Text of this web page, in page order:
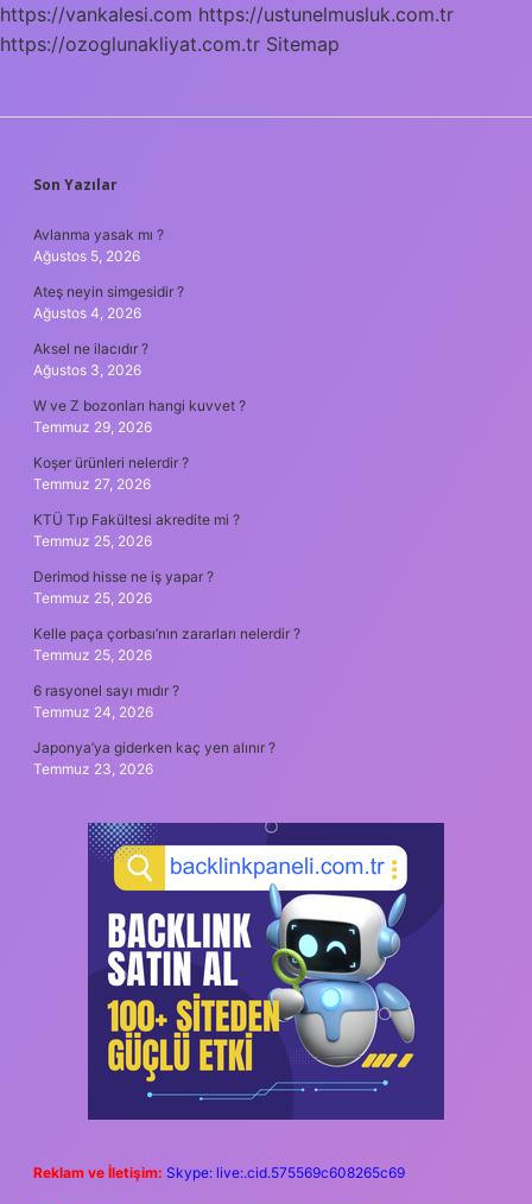
https://vankalesi.com https://ustunelmusluk.com.tr
https://ozoglunakliyat.com.tr Sitemap
SIDEBAR
Son Yazılar
Avlanma yasak mı ?
Ağustos 5, 2026
Ateş neyin simgesidir ?
Ağustos 4, 2026
Aksel ne ilacıdır ?
Ağustos 3, 2026
W ve Z bozonları hangi kuvvet ?
Temmuz 29, 2026
Koşer ürünleri nelerdir ?
Temmuz 27, 2026
KTÜ Tıp Fakültesi akredite mi ?
Temmuz 25, 2026
Derimod hisse ne iş yapar ?
Temmuz 25, 2026
Kelle paça çorbası’nın zararları nelerdir ?
Temmuz 25, 2026
6 rasyonel sayı mıdır ?
Temmuz 24, 2026
Japonya’ya giderken kaç yen alınır ?
Temmuz 23, 2026
Reklam ve İletişim: Skype: live:.cid.575569c608265c69